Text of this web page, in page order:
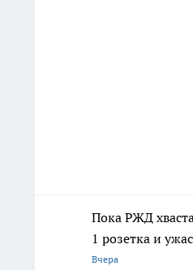
Пока РЖД
1 розетка и
Вчера